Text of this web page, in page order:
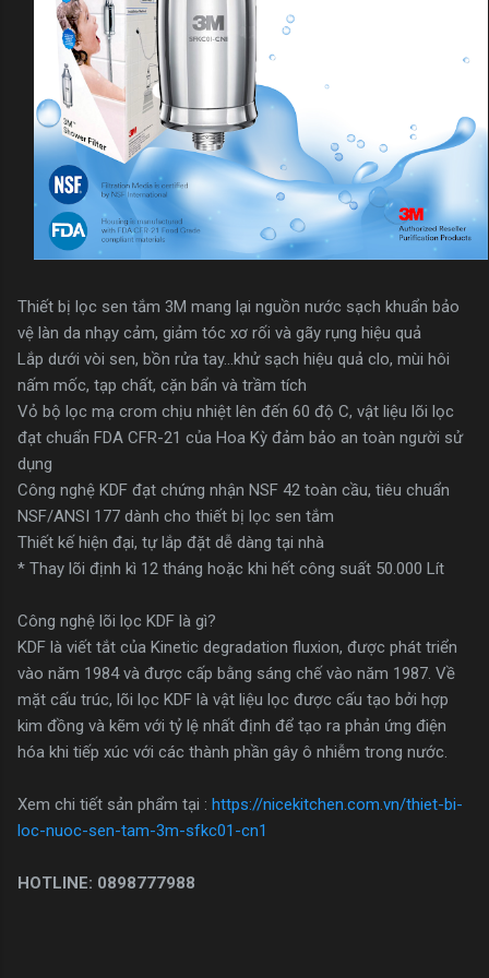
Thiết bị lọc sen tắm 3M mang lại nguồn nước sạch khuẩn bảo
vệ làn da nhạy cảm, giảm tóc xơ rối và gãy rụng hiệu quả
Lắp dưới vòi sen, bồn rửa tay…khử sạch hiệu quả clo, mùi hôi
nấm mốc, tạp chất, cặn bẩn và trầm tích
Vỏ bộ lọc mạ crom chịu nhiệt lên đến 60 độ C, vật liệu lõi lọc
đạt chuẩn FDA CFR-21 của Hoa Kỳ đảm bảo an toàn người sử
dụng
Công nghệ KDF đạt chứng nhận NSF 42 toàn cầu, tiêu chuẩn
NSF/ANSI 177 dành cho thiết bị lọc sen tắm
Thiết kế hiện đại, tự lắp đặt dễ dàng tại nhà
* Thay lõi định kì 12 tháng hoặc khi hết công suất 50.000 Lít
Công nghệ lõi lọc KDF là gì?
KDF là viết tắt của Kinetic degradation fluxion, được phát triển
vào năm 1984 và được cấp bằng sáng chế vào năm 1987. Về
mặt cấu trúc, lõi lọc KDF là vật liệu lọc được cấu tạo bởi hợp
kim đồng và kẽm với tỷ lệ nhất định để tạo ra phản ứng điện
hóa khi tiếp xúc với các thành phần gây ô nhiễm trong nước.
Xem chi tiết sản phẩm tại : https://nicekitchen.com.vn/thiet-bi-
loc-nuoc-sen-tam-3m-sfkc01-cn1
HOTLINE: 0898777988